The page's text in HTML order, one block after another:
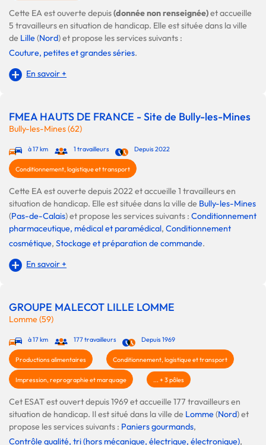
Cette EA est ouverte depuis(donnée non renseignée)et accueille
5 travailleurs en situation de handicap. Elle est située dans la ville
de Lille(Nord) et propose les services suivants :
Couture, petites et grandes séries.
En savoir +
FMEA HAUTS DE FRANCE - Site de Bully-les-Mines
Bully-les-Mines (62)
à 17 km 1 travailleurs Depuis 2022
Conditionnement, logistique et transport
Cette EA est ouverte depuis 2022 et accueille 1 travailleurs en
situation de handicap. Elle est située dans la ville de Bully-les-Mines
(Pas-de-Calais) et propose les services suivants : Conditionnement
pharmaceutique, médical et paramédical, Conditionnement
cosmétique, Stockage et préparation de commande.
En savoir +
GROUPE MALECOT LILLE LOMME
Lomme (59)
à 17 km 177 travailleurs Depuis 1969
Productions alimentaires Conditionnement, logistique et transport
Impression, reprographie et marquage ... + 3 pôles
Cet ESAT est ouvert depuis 1969 et accueille 177 travailleurs en
situation de handicap. Il est situé dans la ville de Lomme(Nord) et
propose les services suivants : Paniers gourmands,
Contrôle qualité, tri (hors mécanique, électrique, électronique),